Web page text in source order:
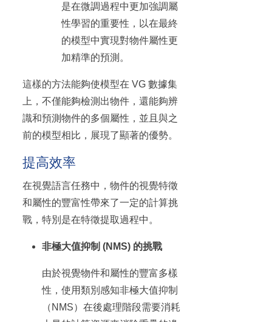
是在微調過程中更加強調屬
性學習的重要性，以在最終
的模型中實現對物件屬性更
加精準的預測。
這樣的方法能夠使模型在 VG 數據集
上，不僅能夠檢測出物件，還能夠辨
識和預測物件的多個屬性，並且與之
前的模型相比，展現了顯著的優勢。
提高效率
在視覺語言任務中，物件的視覺特徵
和屬性的豐富性帶來了一定的計算挑
戰，特別是在特徵提取過程中。
非極大值抑制 (NMS) 的挑戰
由於視覺物件和屬性的豐富多樣
性，使用類別感知非極大值抑制
（NMS）在後處理階段需要消耗